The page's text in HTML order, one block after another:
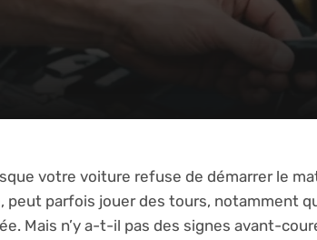
votre voiture refuse de démarrer le
parfois jouer des tours, notamment
Mais n’y a-t-il pas des signes avant-